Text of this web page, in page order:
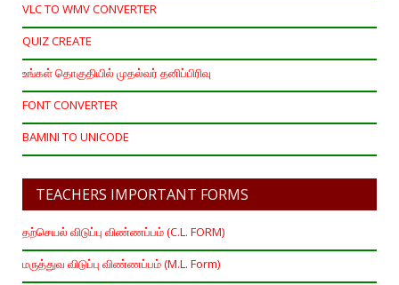
VLC TO WMV CONVERTER
QUIZ CREATE
உங்கள் தொகுதியில் முதல்வர் தனிப்பிரிவு
FONT CONVERTER
BAMINI TO UNICODE
TEACHERS IMPORTANT FORMS
தற்செயல் விடுப்பு விண்ணப்பம் (C.L. FORM)
மருத்துவ விடுப்பு விண்ணப்பம் (M.L. Form)